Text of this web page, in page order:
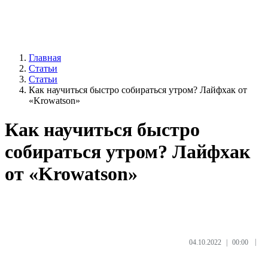
Главная
Статьи
Статьи
Как научиться быстро собираться утром? Лайфхак от
«Krowatson»
Как научиться быстро
собираться утром? Лайфхак
от «Krowatson»
04.10.2022 | 00:00